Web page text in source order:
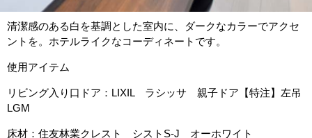
清潔感のある白を基調とした室内に、ダークなカラーでアクセ
ントを。ホテルライクなコーディネートです。
使用アイテム
リビング入り口ドア：LIXIL ラシッサ 親子ドア【特注】左吊
LGM
床材：住友林業クレスト シストS-J オーホワイト